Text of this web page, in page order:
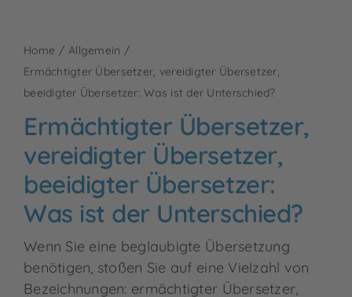
Blog
Kontakt
Home
Allgemein
Ermächtigter Übersetzer, vereidigter Übersetzer,
beeidigter Übersetzer: Was ist der Unterschied?
Ermächtigter Übersetzer,
vereidigter Übersetzer,
beeidigter Übersetzer:
Was ist der Unterschied?
Wenn Sie eine beglaubigte Übersetzung
benötigen, stoßen Sie auf eine Vielzahl von
Bezeichnungen: ermächtigter Übersetzer,